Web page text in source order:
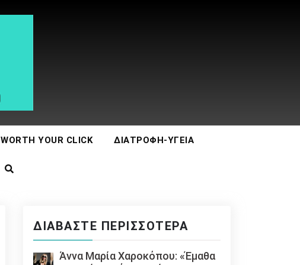
WORTH YOUR CLICK ΔΙΑΤΡΟΦΉ-ΥΓΕΊΑ
ΔΙΑΒΆΣΤΕ ΠΕΡΙΣΣΌΤΕΡΑ
Άννα Μαρία Χαροκόπου: «Έμαθα